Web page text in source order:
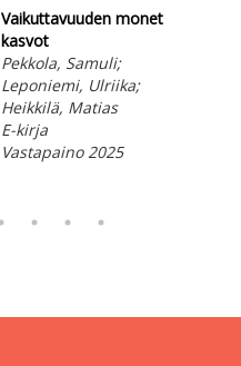
Vaikuttavuuden monet
kasvot
Pekkola, Samuli;
Leponiemi, Ulriika;
Heikkilä, Matias
E-kirja
Vastapaino 2025